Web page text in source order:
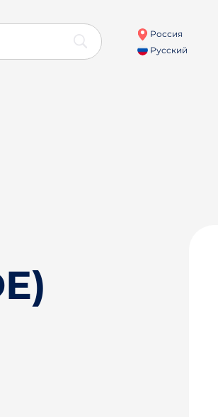
Россия
Русский